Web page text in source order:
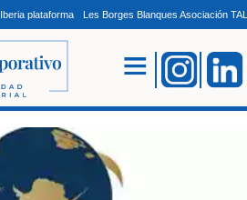
Iberia plataforma Les Borges Blanques Asociación